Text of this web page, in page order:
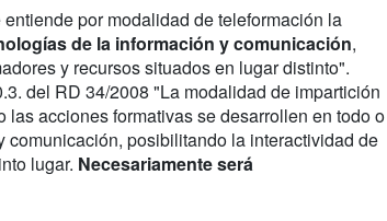
por modalidad de teleformación la
de la información y comunicación,
y recursos situados en lugar distinto".
del RD 34/2008 "La modalidad de impartición
acciones formativas se desarrollen en todo o
posibilitando la interactividad de
lugar. Necesariamente será